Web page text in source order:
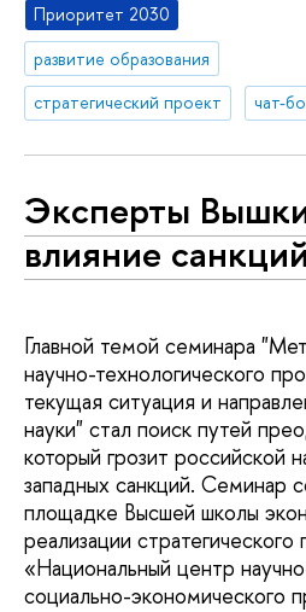
Приоритет 2030
развитие образования
стратегический проект
чат-
Эксперты
влияние
Главной темой семинара
научно-технологического
текущая ситуация и
науки" стал поиск путей
который грозит российской
западных санкций. Семинар
площадке Высшей школы
реализации стратегического
«Национальный центр
социально-экономического